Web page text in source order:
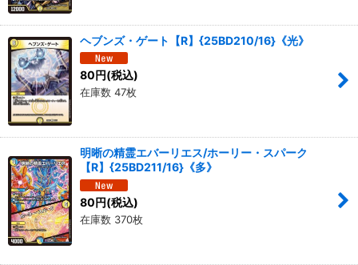
ヘブンズ・ゲート【R】{25BD210/16}《光》
80円(税込)
在庫数 47枚
明晰の精霊エバーリエス/ホーリー・スパーク
【R】{25BD211/16}《多》
80円(税込)
在庫数 370枚